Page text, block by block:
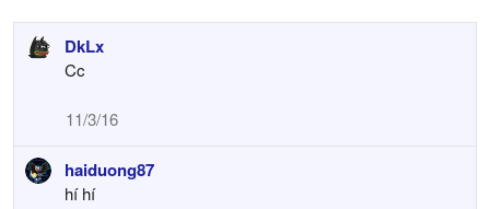
DkLx
Cc
11/3/16
haiduong87
hí hí